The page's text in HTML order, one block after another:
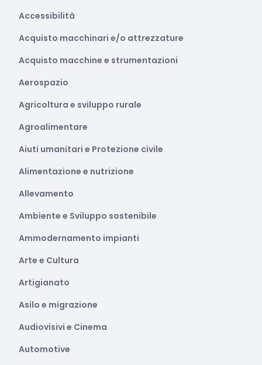
Accessibilità
Acquisto macchinari e/o attrezzature
Acquisto macchine e strumentazioni
Aerospazio
Agricoltura e sviluppo rurale
Agroalimentare
Aiuti umanitari e Protezione civile
Alimentazione e nutrizione
Allevamento
Ambiente e Sviluppo sostenibile
Ammodernamento impianti
Arte e Cultura
Artigianato
Asilo e migrazione
Audiovisivi e Cinema
Automotive